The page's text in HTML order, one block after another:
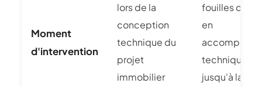
Moment
d'intervention
lors de la
conception
technique du
projet
immobilier
fouilles dans
en
technique
jusqu'à la